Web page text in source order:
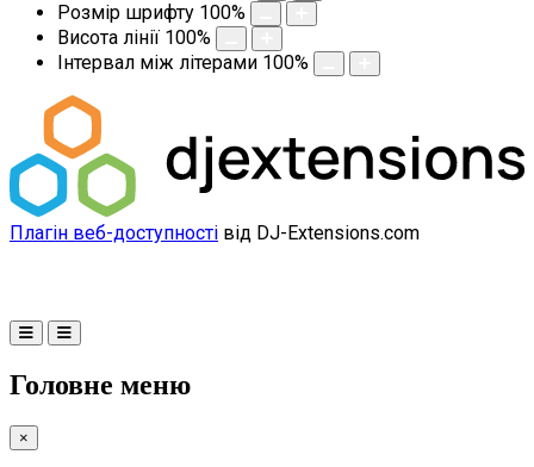
Розмір шрифту 100%
Висота лінії 100%
Інтервал між літерами 100%
Плагін веб-доступності від DJ-Extensions.com
Головне меню
×